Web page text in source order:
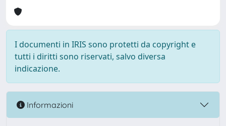
I documenti in IRIS sono protetti da copyright e
tutti i diritti sono riservati, salvo diversa
indicazione.
Informazioni